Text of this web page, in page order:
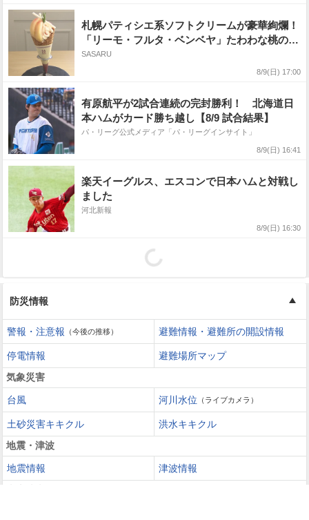
札幌パティシエ系ソフトクリームが豪華絢爛！
「リーモ・フルタ・ベンベヤ」たわわな桃のサ
ンデーはココナッツの隠し味！
SASARU
8/9(日) 17:00
有原航平が2試合連続の完封勝利！ 北海道日
本ハムがカード勝ち越し【8/9 試合結果】
パ・リーグ公式メディア「パ・リーグインサイト」
8/9(日) 16:41
楽天イーグルス、エスコンで日本ハムと対戦し
ました
河北新報
8/9(日) 16:30
防災情報
警報・注意報 （今後の推移） 避難情報・避難所の開設情報
停電情報
避難場所マップ
気象災害
台風 河川水位 （ライブカメラ）
土砂災害キキクル
洪水キキクル
地震・津波
地震情報
津波情報